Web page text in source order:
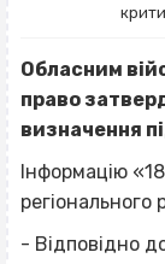
Обласним
право
визначення
Інформацію
регіонального
- Відповідно